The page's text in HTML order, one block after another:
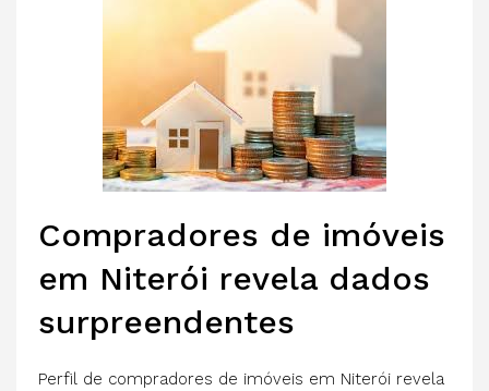
Compradores de imóveis
em Niterói revela dados
surpreendentes
Perfil de compradores de imóveis em Niterói revela